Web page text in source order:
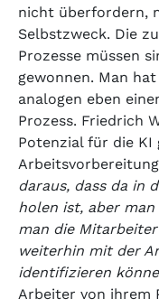
nicht überfordern,
Selbstzweck. Die
Prozesse müssen
gewonnen. Man
analogen eben
Prozess. Friedrich
Potenzial für die
daraus, dass da in
holen ist, aber
man die
weiterhin mit der
identifizieren
Arbeiter von ihrem